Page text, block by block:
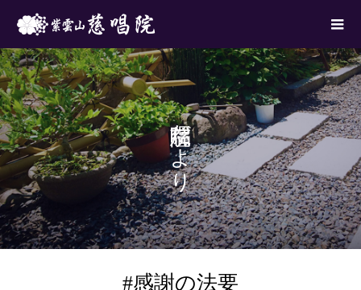
慈唱院だより
#感謝の法要